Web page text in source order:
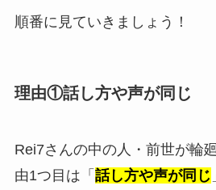
順番に見ていきましょう！
理由①話し方や声が同じ
Rei7さんの中の人・前世が輪
由1つ目は「 話し方や声が同じ